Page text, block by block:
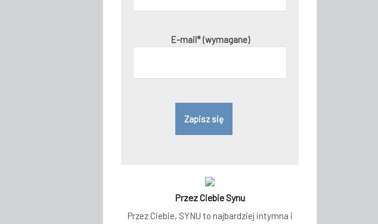
E-mail* (wymagane)
Przez Ciebie Synu
Przez Ciebie, SYNU to najbardziej intymna i